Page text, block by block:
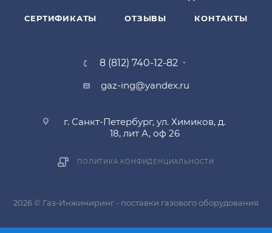
СЕРТИФИКАТЫ ОТЗЫВЫ КОНТАКТЫ
8 (812) 740-12-82
gaz-ing@yandex.ru
г. Санкт-Петербург, ул. Химиков, д.
18, лит А, оф 26
ПОЛИТИКА КОНФИДЕНЦИАЛЬНОСТИ
2026 © Газ-Инжиниринг - поставки газового оборудования